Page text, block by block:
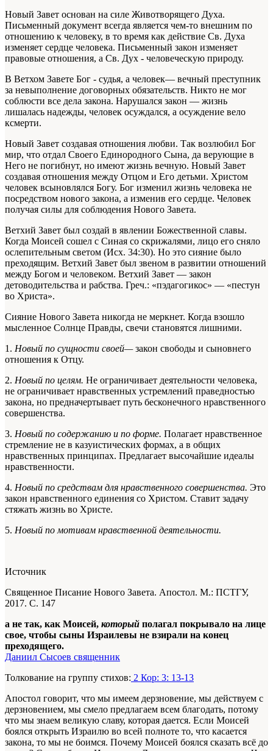
Новый Завет основан на силе Животворящего Духа.
Письменный документ всегда является чем-то внешним по
отношению к человеку, в то время как действие Св. Духа
изменяет сердце человека. Письменный закон изменяет
правовые отношения, а Св. Дух - человеческую природу.
В Ветхом Завете Бог - судья, а человек— вечный преступник
за невыполнение договорных обязательств. Никто не мог
соблюсти все дела закона. Нарушался закон — жизнь
лишалась надежды, человек осуждался, а осуждение вело
ксмерти.
Новый Завет создавая отношения любви. Так возлюбил Бог
мир, что отдал Своего Единородного Сына, да верующие в
Него не погибнут, но имеют жизнь вечную. Новый Завет
создавая отношения между Отцом и Его детьми. Христом
человек всыновлялся Богу. Бог изменил жизнь человека не
посредством нового закона, а изменив его сердце. Человек
получая силы для соблюдения Нового Завета.
Ветхий Завет был создай в явлении Божественной славы.
Когда Моисей сошел с Синая со скрижалями, лицо его сняло
ослепительным светом (Исх. 34:30). Но это сияние было
преходящим. Ветхий Завет был звеном в развитии отношений
между Богом и человеком. Ветхий Завет — закон
детоводительства и рабства. Греч.: «пэдагогикос» — «пестун
во Христа».
Сияние Нового Завета никогда не меркнет. Когда взошло
мысленное Солнце Правды, свечи становятся лишними.
1. Новый по сущности своей—закон свободы и сыновнего
отношения к Отцу.
2. Новый по целям. Не ограничивает деятельности человека,
не ограничивает нравственных устремлений праведностью
закона, но предначертывает путь бесконечного нравственного
совершенства.
3. Новый по содержанию и по форме. Полагает нравственное
стремление не в казуистических формах, а в общих
нравственных принципах. Предлагает высочайшие идеалы
нравственности.
4. Новый по средствам для нравственного совершенства. Это
закон нравственного единения со Христом. Ставит задачу
стяжать жизнь во Христе.
5. Новый по мотивам нравственной деятельности.
Источник
Священное Писание Нового Завета. Апостол. М.: ПСТГУ,
2017. С. 147
а не так, как Моисей, который полагал покрывало на лице
свое, чтобы сыны Израилевы не взирали на конец
преходящего.
Даниил Сысоев священник
Толкование на группу стихов: 2 Кор: 3: 13-13
Апостол говорит, что мы имеем дерзновение, мы действуем с
дерзновением, мы смело предлагаем всем благодать, потому
что мы знаем великую славу, которая дается. Если Моисей
боялся открыть Израилю во всей полноте то, что касается
закона, то мы не боимся. Почему Моисей боялся сказать всё до